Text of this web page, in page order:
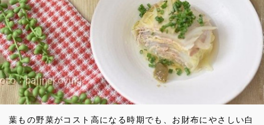
葉もの野菜がコスト高になる時期でも、お財布にやさしい白